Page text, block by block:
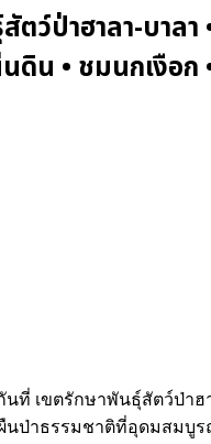
ตว์ป่าฮาลา-บาลา
น • ชมนกเงือก
นที่ เขตรักษาพันธุ์สัตว์ป่าฮ
นป่าธรรมชาติที่อุดมสมบู